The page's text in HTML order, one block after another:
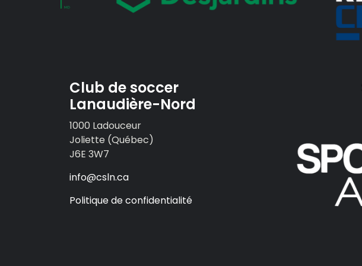
Club de soccer
Lanaudière-Nord
1000 Ladouceur
Joliette (Québec)
J6E 3W7
info@csln.ca
Politique de confidentialité